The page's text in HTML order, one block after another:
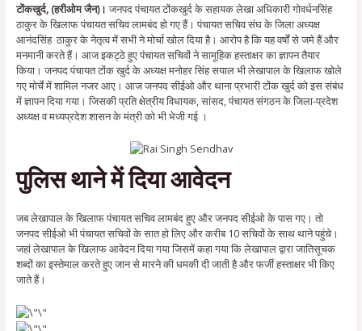
टोंकखुर्द, (हरीओम जैन)। जनपद पंचायत टोंकखुर्द के सहायक लेखा अधिकारी गोवर्धनसिंह
ठाकुर के खिलाफ पंचायत सचिव लामबंद हो गए हैं। पंचायत सचिव संघ के जिला अध्यक्ष
आनंदसिंह ठाकुर के नेतृत्व में सभी ने मोर्चा खोल दिया है। आरोप है कि यह वर्षों से जमे हैं और
मनमानी करते हैं। आज इकट्ठे हुए पंचायत सचिवों ने सामूहिक हस्ताक्षर का ज्ञापन तैयार
किया। जनपद पंचायत टोंक खुर्द के अध्यक्ष मनोहर सिंह सयाल भी लेखापाल के खिलाफ खोले
गए मोर्चे में शामिल नजर आए। आज जनपद सीईओ और थाना प्रभारी टोंक खुर्द को इस संबंध
में ज्ञापन दिया गया। जिसकी प्रति क्षेत्रीय विधायक, सांसद, पंचायत संगठन के जिला-प्रदेश
अध्यक्ष व मध्यप्रदेश शासन के मंत्री को भी भेजी गई ।
पुलिस थाने में दिया आवेदन
जब लेखापाल के खिलाफ पंचायत सचिव लामबंद हुए और जनपद सीईओ के पास गए। तो
जनपद सीईओ भी पंचायत सचिवों के सात हो लिए और करीब 10 सचिवों के साथ थाने पहुंचे।
जहां लेखापाल के खिलाफ आवेदन दिया गया जिसमें कहा गया कि लेखापाल द्वारा जातिसूचक
शब्दों का इस्तेमाल करते हुए जान से मारने की धमकी दी जाती है और फर्जी हस्ताक्षर भी किए
जाते हैं।